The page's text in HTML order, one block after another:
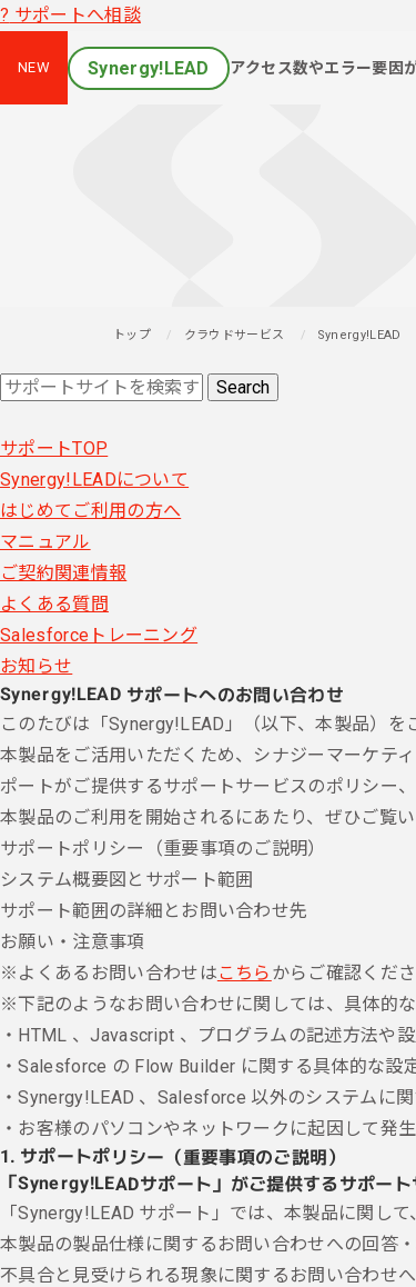
? サポートへ相談
NEW Synergy!LEAD アクセス数やエラー要因
トップ クラウドサービス Synergy!LEAD
サポートTOP
Synergy!LEADについて
はじめてご利用の方へ
マニュアル
ご契約関連情報
よくある質問
Salesforceトレーニング
お知らせ
Synergy!LEAD サポートへのお問い合わせ
このたびは「Synergy!LEAD」（以下、本製品）を
本製品をご活用いただくため、シナジーマーケテ
ポートがご提供するサポートサービスのポリシー
本製品のご利用を開始されるにあたり、ぜひご覧
サポートポリシー（重要事項のご説明）
システム概要図とサポート範囲
サポート範囲の詳細とお問い合わせ先
お願い・注意事項
※よくあるお問い合わせはこちら からご確認くださ
※下記のようなお問い合わせに関しては、具体的
・HTML 、Javascript 、プログラムの記述方法や
・Salesforce の Flow Builder に関する具体的な設
・Synergy!LEAD 、Salesforce 以外のシステムに
・お客様のパソコンやネットワークに起因して発
1. サポートポリシー（重要事項のご説明）
「Synergy!LEADサポート」がご提供するサポー
「Synergy!LEAD サポート」では、本製品に関し
本製品の製品仕様に関するお問い合わせへの回答
不具合と⾒受けられる現象に関するお問い合わせ